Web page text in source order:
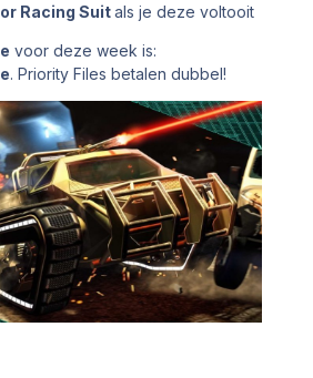
Racing Suitals je deze voltooit
voor deze week is:
. Priority Files betalen dubbel!